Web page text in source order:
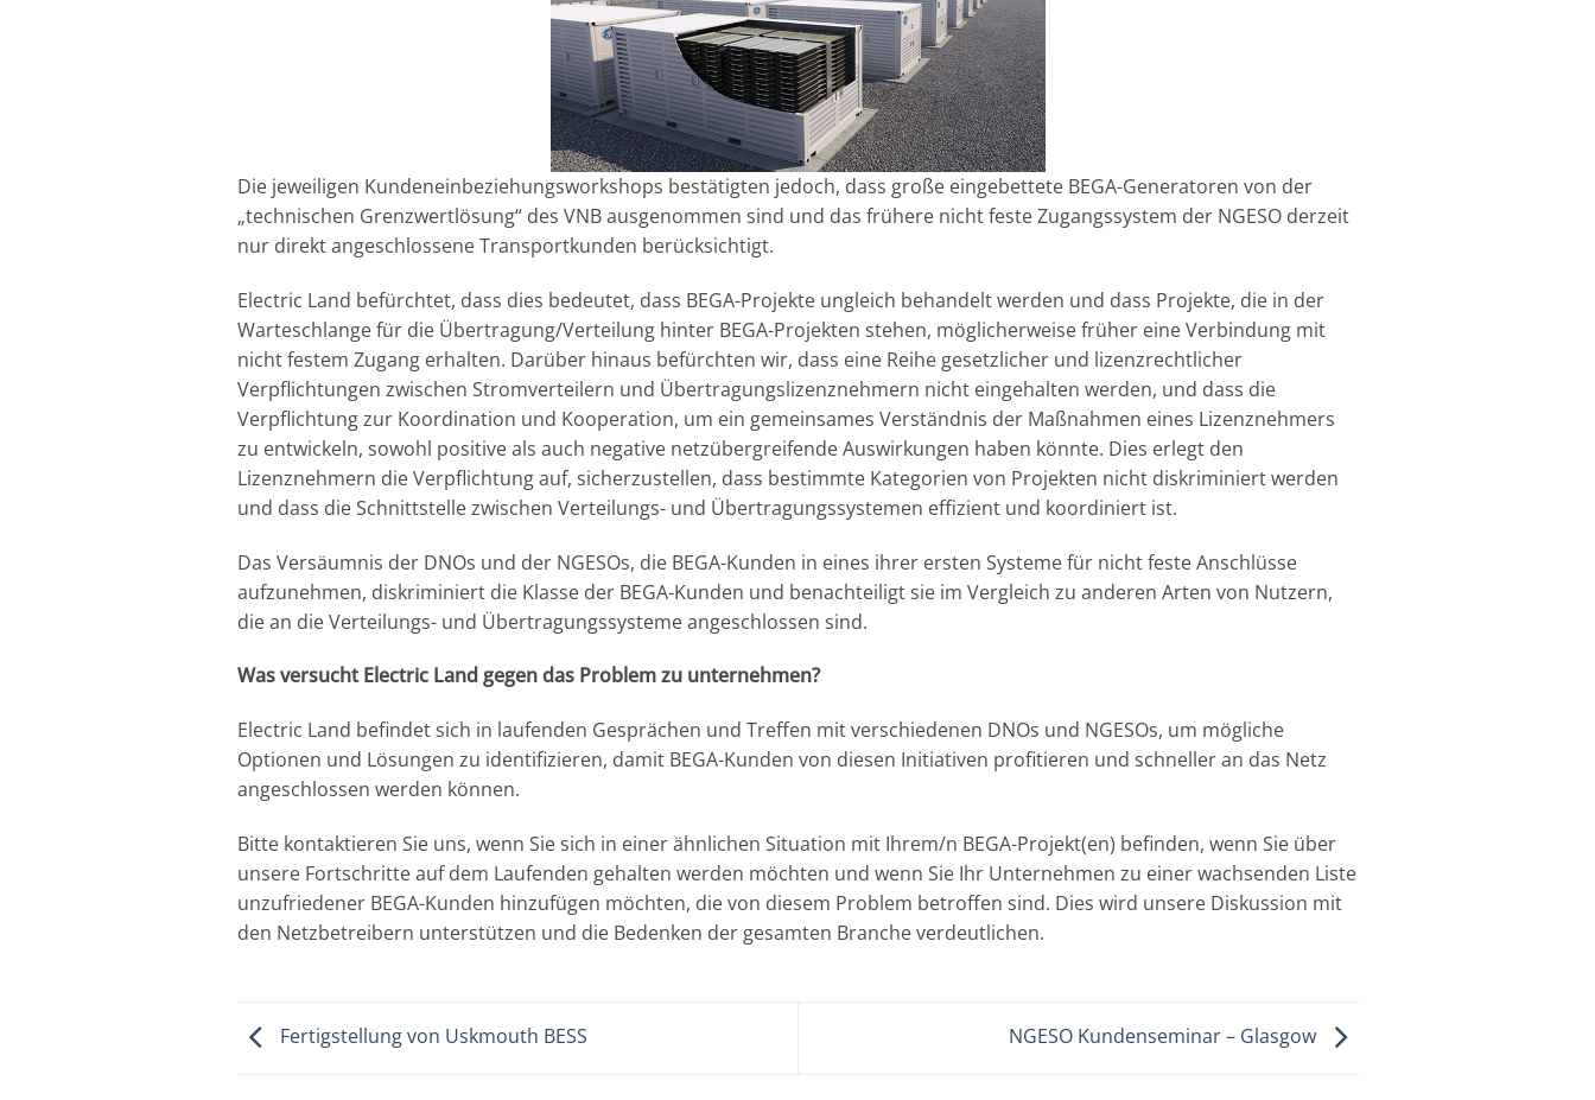
Die jeweiligen Kundeneinbeziehungsworkshops bestätigten jedoch, dass große eingebettete BEGA-Generatoren von der
„technischen Grenzwertlösung“ des VNB ausgenommen sind und das frühere nicht feste Zugangssystem der NGESO derzeit
nur direkt angeschlossene Transportkunden berücksichtigt.
Electric Land befürchtet, dass dies bedeutet, dass BEGA-Projekte ungleich behandelt werden und dass Projekte, die in der
Warteschlange für die Übertragung/Verteilung hinter BEGA-Projekten stehen, möglicherweise früher eine Verbindung mit
nicht festem Zugang erhalten. Darüber hinaus befürchten wir, dass eine Reihe gesetzlicher und lizenzrechtlicher
Verpflichtungen zwischen Stromverteilern und Übertragungslizenznehmern nicht eingehalten werden, und dass die
Verpflichtung zur Koordination und Kooperation, um ein gemeinsames Verständnis der Maßnahmen eines Lizenznehmers
zu entwickeln, sowohl positive als auch negative netzübergreifende Auswirkungen haben könnte. Dies erlegt den
Lizenznehmern die Verpflichtung auf, sicherzustellen, dass bestimmte Kategorien von Projekten nicht diskriminiert werden
und dass die Schnittstelle zwischen Verteilungs- und Übertragungssystemen effizient und koordiniert ist.
Das Versäumnis der DNOs und der NGESOs, die BEGA-Kunden in eines ihrer ersten Systeme für nicht feste Anschlüsse
aufzunehmen, diskriminiert die Klasse der BEGA-Kunden und benachteiligt sie im Vergleich zu anderen Arten von Nutzern,
die an die Verteilungs- und Übertragungssysteme angeschlossen sind.
Was versucht Electric Land gegen das Problem zu unternehmen?
Electric Land befindet sich in laufenden Gesprächen und Treffen mit verschiedenen DNOs und NGESOs, um mögliche
Optionen und Lösungen zu identifizieren, damit BEGA-Kunden von diesen Initiativen profitieren und schneller an das Netz
angeschlossen werden können.
Bitte kontaktieren Sie uns, wenn Sie sich in einer ähnlichen Situation mit Ihrem/n BEGA-Projekt(en) befinden, wenn Sie über
unsere Fortschritte auf dem Laufenden gehalten werden möchten und wenn Sie Ihr Unternehmen zu einer wachsenden Liste
unzufriedener BEGA-Kunden hinzufügen möchten, die von diesem Problem betroffen sind. Dies wird unsere Diskussion mit
den Netzbetreibern unterstützen und die Bedenken der gesamten Branche verdeutlichen.
Fertigstellung von Uskmouth BESS NGESO Kundenseminar – Glasgow